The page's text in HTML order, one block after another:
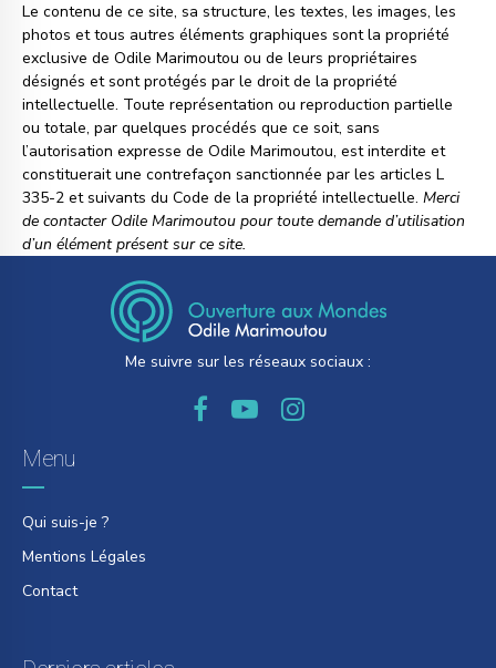
Le contenu de ce site, sa structure, les textes, les images, les
photos et tous autres éléments graphiques sont la propriété
exclusive de Odile Marimoutou ou de leurs propriétaires
désignés et sont protégés par le droit de la propriété
intellectuelle. Toute représentation ou reproduction partielle
ou totale, par quelques procédés que ce soit, sans
l’autorisation expresse de Odile Marimoutou, est interdite et
constituerait une contrefaçon sanctionnée par les articles L
335-2 et suivants du Code de la propriété intellectuelle. Merci
de contacter Odile Marimoutou pour toute demande d’utilisation
d’un élément présent sur ce site.
Me suivre sur les réseaux sociaux :
Menu
Qui suis-je ?
Mentions Légales
Contact